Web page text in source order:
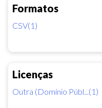
Formatos
CSV(1)
Licenças
Outra (Domínio Públ...(1)